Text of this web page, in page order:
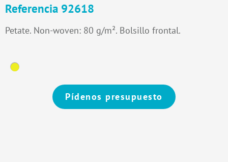
Referencia 92618
Petate. Non-woven: 80 g/m². Bolsillo frontal.
Pídenos presupuesto